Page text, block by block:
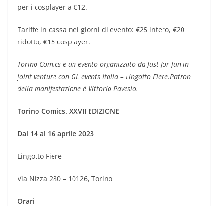
per i cosplayer a €12.
Tariffe in cassa nei giorni di evento: €25 intero, €20
ridotto, €15 cosplayer.
Torino Comics è un evento organizzato da Just for fun in
joint venture con GL events Italia – Lingotto Fiere.Patron
della manifestazione è Vittorio Pavesio.
Torino Comics. XXVII EDIZIONE
Dal 14 al 16 aprile 2023
Lingotto Fiere
Via Nizza 280 – 10126, Torino
Orari